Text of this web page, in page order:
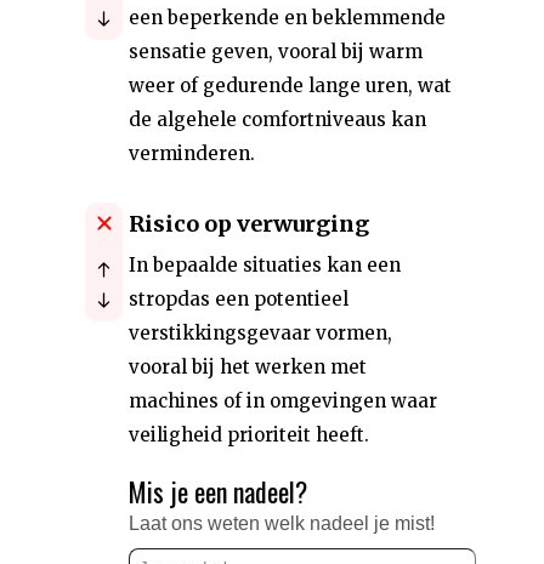
een beperkende en beklemmende
sensatie geven, vooral bij warm
weer of gedurende lange uren, wat
de algehele comfortniveaus kan
verminderen.
Risico op verwurging
In bepaalde situaties kan een
stropdas een potentieel
verstikkingsgevaar vormen,
vooral bij het werken met
machines of in omgevingen waar
veiligheid prioriteit heeft.
Mis je een nadeel?
Laat ons weten welk nadeel je mist!